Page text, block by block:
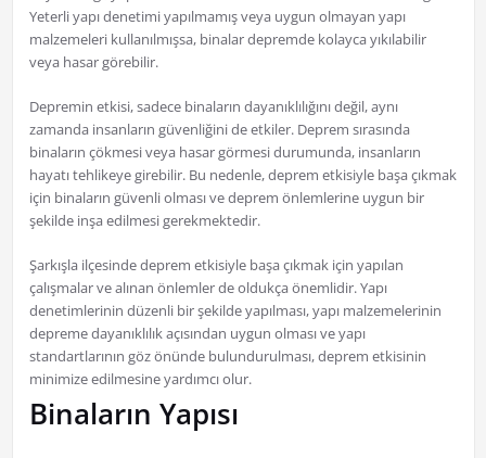
Yeterli yapı denetimi yapılmamış veya uygun olmayan yapı
malzemeleri kullanılmışsa, binalar depremde kolayca yıkılabilir
veya hasar görebilir.
Depremin etkisi, sadece binaların dayanıklılığını değil, aynı
zamanda insanların güvenliğini de etkiler. Deprem sırasında
binaların çökmesi veya hasar görmesi durumunda, insanların
hayatı tehlikeye girebilir. Bu nedenle, deprem etkisiyle başa çıkmak
için binaların güvenli olması ve deprem önlemlerine uygun bir
şekilde inşa edilmesi gerekmektedir.
Şarkışla ilçesinde deprem etkisiyle başa çıkmak için yapılan
çalışmalar ve alınan önlemler de oldukça önemlidir. Yapı
denetimlerinin düzenli bir şekilde yapılması, yapı malzemelerinin
depreme dayanıklılık açısından uygun olması ve yapı
standartlarının göz önünde bulundurulması, deprem etkisinin
minimize edilmesine yardımcı olur.
Binaların Yapısı